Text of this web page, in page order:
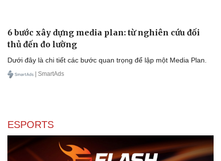
Văn hóa
Sân khấu - Điện ảnh
Nghệ sĩ
6 bước xây dựng media plan: từ nghiên cứu đối
thủ đến đo lường